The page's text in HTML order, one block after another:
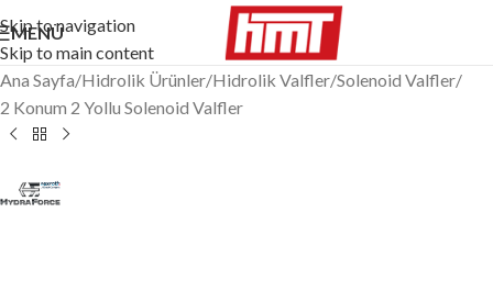
Skip to navigation
Skip to main content
MENÜ
Ana Sayfa/Hidrolik Ürünler/Hidrolik Valfler/Solenoid Valfler/
2 Konum 2 Yollu Solenoid Valfler